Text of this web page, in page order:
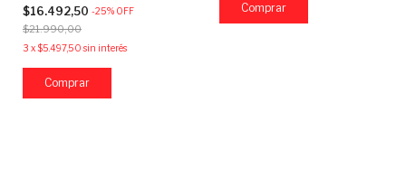
$16.492,50 -25% OFF
$21.990,00
3 x$5.497,50 sin interés
Comprar